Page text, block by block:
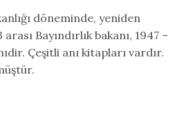
döneminde, yeniden
Bayındırlık bakanı, 1947 –
Çeşitli anı kitapları vardır.